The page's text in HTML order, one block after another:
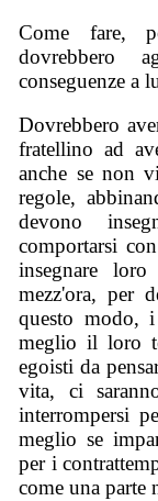
Come fare,
dovrebbero
conseguenze a
Dovrebbero
fratellino ad
anche se non
regole,
devono
comportarsi
insegnare
mezz'ora, per
questo modo,
meglio il loro
egoisti da
vita, ci
interrompersi
meglio se
per i
come una parte